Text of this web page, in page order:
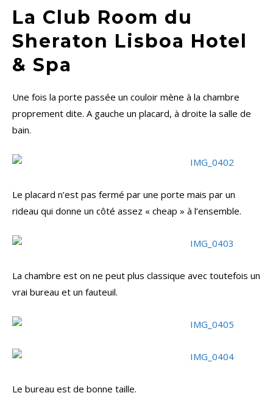
La Club Room du
Sheraton Lisboa Hotel
& Spa
Une fois la porte passée un couloir mène à la chambre
proprement dite. A gauche un placard, à droite la salle de
bain.
Le placard n’est pas fermé par une porte mais par un
rideau qui donne un côté assez « cheap » à l’ensemble.
La chambre est on ne peut plus classique avec toutefois un
vrai bureau et un fauteuil.
Le bureau est de bonne taille.